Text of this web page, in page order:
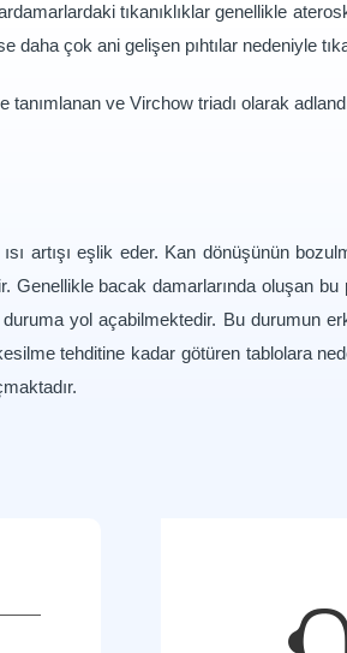
tıkanıklıklar genellikle
daha çok ani gelişen pıhtılar nedeniyle
tanımlanan ve Virchow triadı olarak
artışı eşlik eder. Kan dönüşünün
bacak damarlarında oluşan bu
yol açabilmektedir. Bu durumun
tehditine kadar götüren tablolara